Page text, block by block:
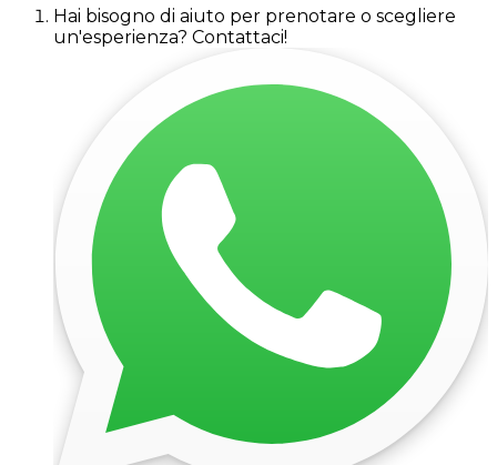
Hai bisogno di aiuto per prenotare o scegliere
un'esperienza? Contattaci!